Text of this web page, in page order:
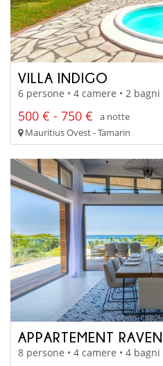
VILLA INDIGO
6 persone • 4 camere • 2 bagni
500 € - 750 €
a notte
Mauritius Ovest - Tamarin
APPARTEMENT RAVEN
8 persone • 4 camere • 4 bagni